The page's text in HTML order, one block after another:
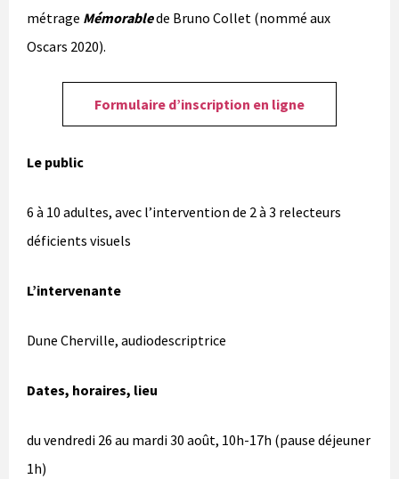
métrage Mémorablede Bruno Collet (nommé aux
Oscars 2020).
Formulaire d’inscription en ligne
Le public
6 à 10 adultes, avec l’intervention de 2 à 3 relecteurs
déficients visuels
L’intervenante
Dune Cherville, audiodescriptrice
Dates, horaires, lieu
du vendredi 26 au mardi 30 août, 10h-17h (pause déjeuner
1h)